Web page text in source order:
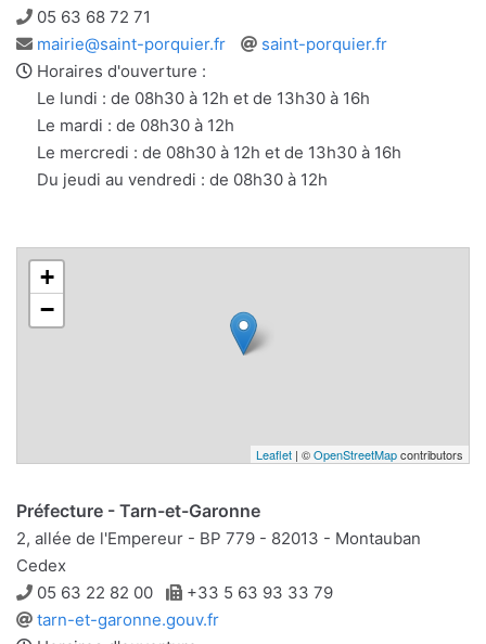
Téléphone
05 63 68 72 71
Adresse
e-
mail
mairie@saint-porquier.fr
Site
saint-porquier.fr
Horaires d'ouverture :
Le lundi : de 08h30 à 12h et de 13h30 à 16h
Le mardi : de 08h30 à 12h
Le mercredi : de 08h30 à 12h et de 13h30 à 16h
Du jeudi au vendredi : de 08h30 à 12h
+
−
Leaflet | ©OpenStreetMapcontributors
Préfecture - Tarn-et-Garonne
2, allée de l'Empereur - BP 779 - 82013 - Montauban
Cedex
Téléphone
05 63 22 82 00 Télécopie
+33 5 63 93 33 79
Site
tarn-et-garonne.gouv.fr